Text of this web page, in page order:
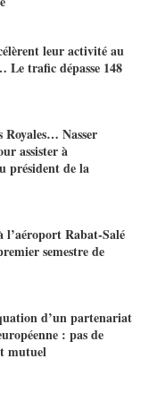
leur activité au
Le trafic dépasse 148
Nasser
assister à
président de la
l’aéroport Rabat-Salé
semestre de
d’un partenariat
: pas de
mutuel